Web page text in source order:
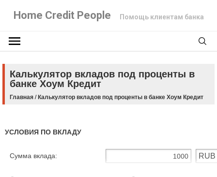
Home Credit People Помощь клиентам банка
Калькулятор вкладов под проценты в
банке Хоум Кредит
Главная/Калькулятор вкладов под проценты в банке Хоум Кредит
УСЛОВИЯ ПО ВКЛАДУ
Сумма вклада: